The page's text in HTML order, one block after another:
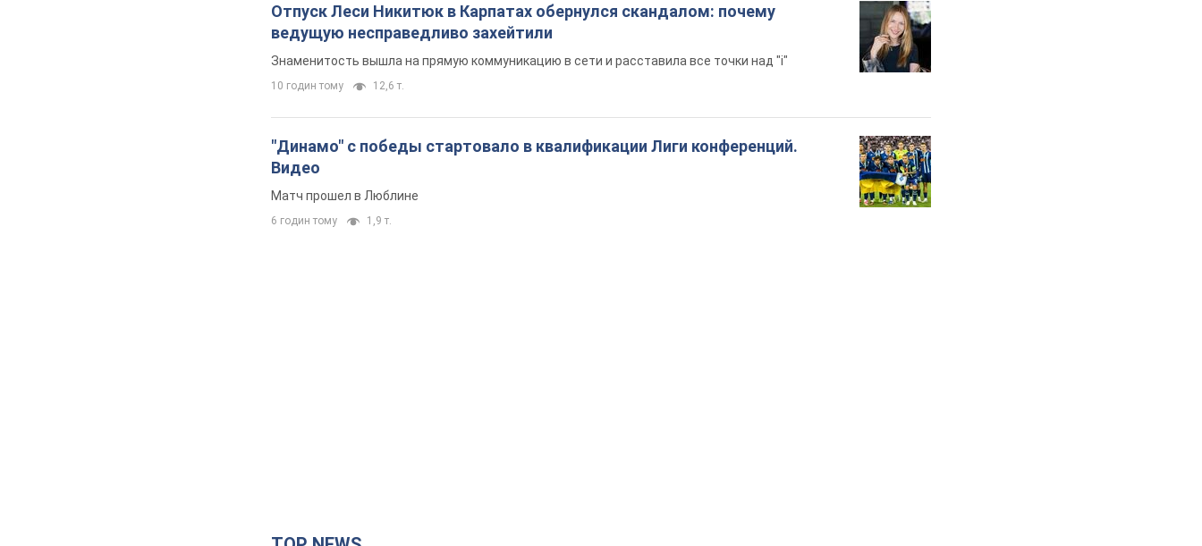
Отпуск Леси Никитюк в Карпатах обернулся скандалом: почему
ведущую несправедливо захейтили
Знаменитость вышла на прямую коммуникацию в сети и расставила все точки над "i"
10 годин тому 12,6 т.
"Динамо" с победы стартовало в квалификации Лиги конференций.
Видео
Матч прошел в Люблине
6 годин тому 1,9 т.